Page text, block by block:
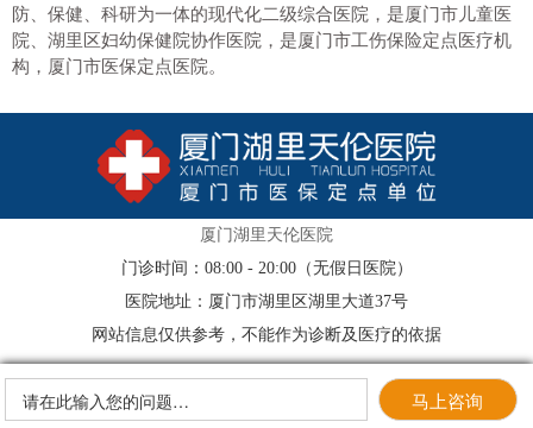
防、保健、科研为一体的现代化二级综合医院，是厦门市儿童医
院、湖里区妇幼保健院协作医院，是厦门市工伤保险定点医疗机
构，厦门市医保定点医院。
厦门湖里天伦医院
门诊时间：08:00 - 20:00（无假日医院）
医院地址：厦门市湖里区湖里大道37号
网站信息仅供参考，不能作为诊断及医疗的依据
请在此输入您的问题… 马上咨询